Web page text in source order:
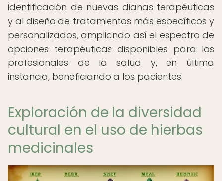
identificación de nuevas dianas terapéuticas
y al diseño de tratamientos más específicos y
personalizados, ampliando así el espectro de
opciones terapéuticas disponibles para los
profesionales de la salud y, en última
instancia, beneficiando a los pacientes.
Exploración de la diversidad
cultural en el uso de hierbas
medicinales